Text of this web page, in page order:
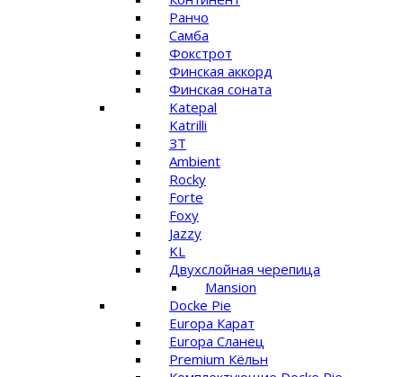
Ранчо
Самба
Фокстрот
Финская аккорд
Финская соната
Katepal
Katrilli
ЗТ
Ambient
Rocky
Forte
Foxy
Jazzy
KL
Двухслойная черепица
Mansion
Docke Pie
Europa Карат
Europa Сланец
Premium Кёльн